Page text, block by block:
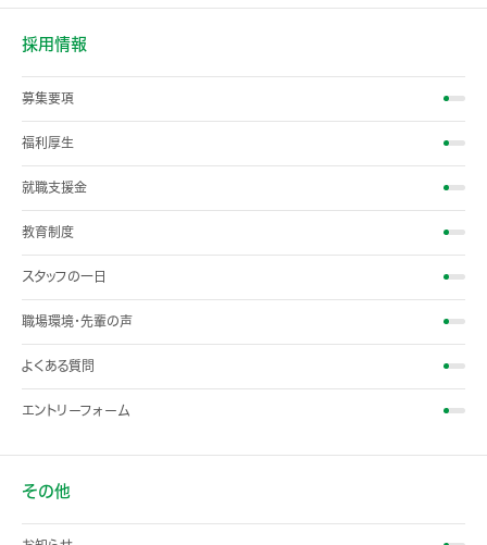
採用情報
募集要項
福利厚生
就職支援金
教育制度
スタッフの一日
職場環境・先輩の声
よくある質問
エントリーフォーム
その他